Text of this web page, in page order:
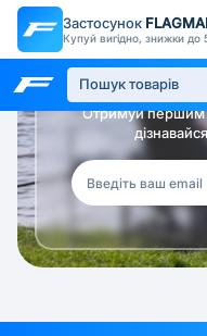
Застосунок
Купуй вигідно, знижки до
Отримуй першим